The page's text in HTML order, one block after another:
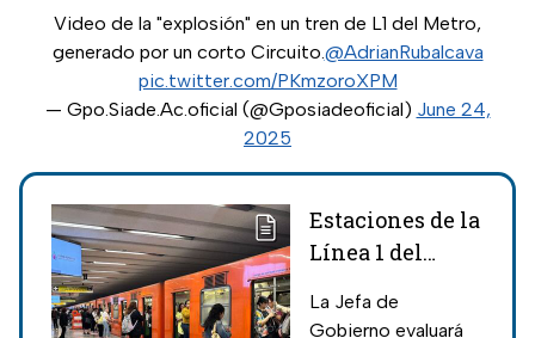
Video de la "explosión" en un tren de L1 del Metro,
generado por un corto Circuito.@AdrianRubalcava
pic.twitter.com/PKmzoroXPM
— Gpo.Siade.Ac.oficial (@Gposiadeoficial) June 24,
2025
Estaciones de la
Línea 1 del
que reabrirán
La Jefa de
Gobierno evaluará